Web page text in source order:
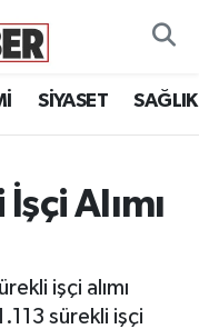
SİYASET SAĞLIK
Alımı
işçi alımı
sürekli işçi